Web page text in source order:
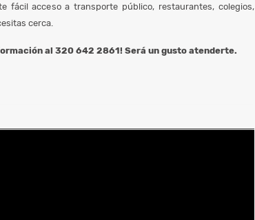
fácil acceso a transporte público, restaurantes, colegios,
cerca.
al 320 642 2861! Será un gusto atenderte.